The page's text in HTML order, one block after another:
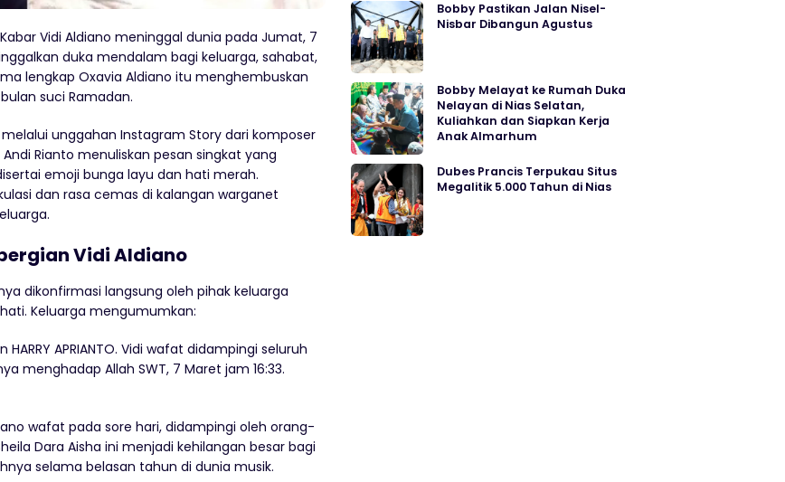
Vidi Aldiano meninggal dunia pada Jumat, 7
duka mendalam bagi keluarga, sahabat,
lengkap Oxavia Aldiano itu menghembuskan
suci Ramadan.
unggahan Instagram Story dari komposer
Rianto menuliskan pesan singkat yang
emoji bunga layu dan hati merah.
dan rasa cemas di kalangan warganet
Vidi Aldiano
dikonfirmasi langsung oleh pihak keluarga
Keluarga mengumumkan:
HARRY APRIANTO. Vidi wafat didampingi seluruh
menghadap Allah SWT, 7 Maret jam 16:33.
wafat pada sore hari, didampingi oleh orang-
Dara Aisha ini menjadi kehilangan besar bagi
selama belasan tahun di dunia musik.
Bobby Pastikan Jalan Nisel-
Nisbar Dibangun Agustus
Bobby Melayat ke Rumah Duka
Nelayan di Nias Selatan,
Kuliahkan dan Siapkan Kerja
Anak Almarhum
Dubes Prancis Terpukau Situs
Megalitik 5.000 Tahun di Nias